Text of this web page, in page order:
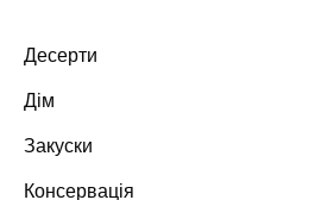
Десерти
Дім
Закуски
Консервація